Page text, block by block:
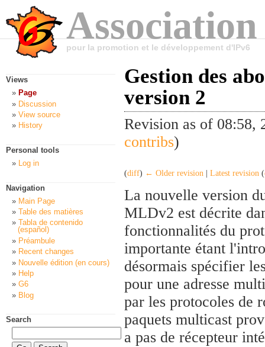
pour la promotion et le développement d'IPv6
Gestion des
version 2
Revision as of 08:58,
contribs)
(diff) ← Older revision Latest revision (
La nouvelle version
MLDv2 est décrite
fonctionnalités du
importante étant
désormais spécifier
pour une adresse
par les protocoles de
paquets multicast
a pas de récepteur
Views
Page
Discussion
View source
History
Personal tools
Log in
Navigation
Main Page
Table des matières
Tabla de contenido
(español)
Préambule
Recent changes
Nouvelle édition (en cours)
Help
G6
Blog
Search